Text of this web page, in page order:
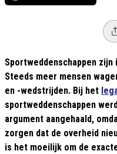
Sportweddenschappen zijn
Steeds meer mensen
en -wedstrijden. Bij het
sportweddenschappen
argument aangehaald,
zorgen dat de overheid
is het moeilijk om de